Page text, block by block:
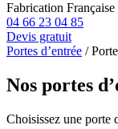
Fabrication Française
04 66 23 04 85
Devis gratuit
Portes d’entrée /
Nos portes
Choisissez une porte